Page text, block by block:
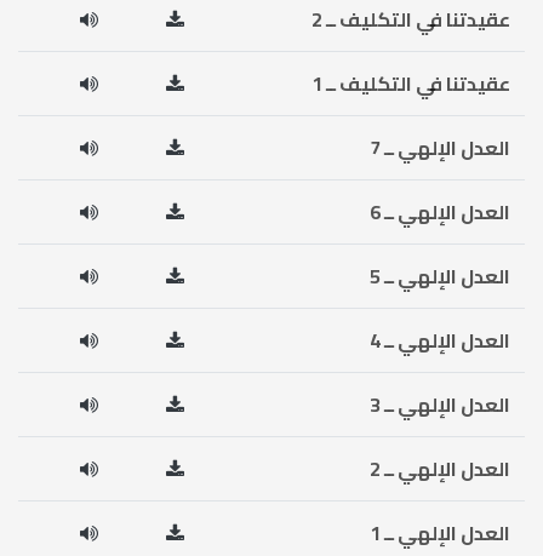
عقيدتنا في التكليف ــ 2
عقيدتنا في التكليف ــ 1
العدل الإلهي ــ 7
العدل الإلهي ــ 6
العدل الإلهي ــ 5
العدل الإلهي ــ 4
العدل الإلهي ــ 3
العدل الإلهي ــ 2
العدل الإلهي ــ 1